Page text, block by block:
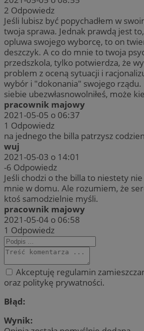
2 Odpowiedz
Jeśli lubisz być popychadłem w
twoja sprawa. Jednak prawdą jest
opluwa swojego wyborcę, to on
deszczyk. A co do mnie to twoja
przedszkola, tylko potwierdza, że
problem z oceną sytuacji i
wybór i "dokonania" swojego rządu.
siebie ubezwłasnowolniłeś, może
pracownik majowy
2021-05-05 o 06:37
1 Odpowiedz
na jednego the billa patrzysz
wuj
2021-05-03 o 14:01
-6 Odpowiedz
Jeśli chodzi o the billa to niestety nie
mnie w domu. Ale rozumiem, że
ktoś samodzielnie myśli.
pracownik majowy
2021-05-04 o 06:58
1 Odpowiedz
Akceptuję regulamin
oraz politykę prywatności.
Błąd:
Wynik: